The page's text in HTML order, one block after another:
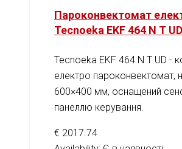
Пароконвектомат
Tecnoeka EKF 464 N T UD
Tecnoeka EKF 464 N T UD -
електро пароконвектомат,
600×400 мм, оснащений
панеллю керування.
€ 2017.74